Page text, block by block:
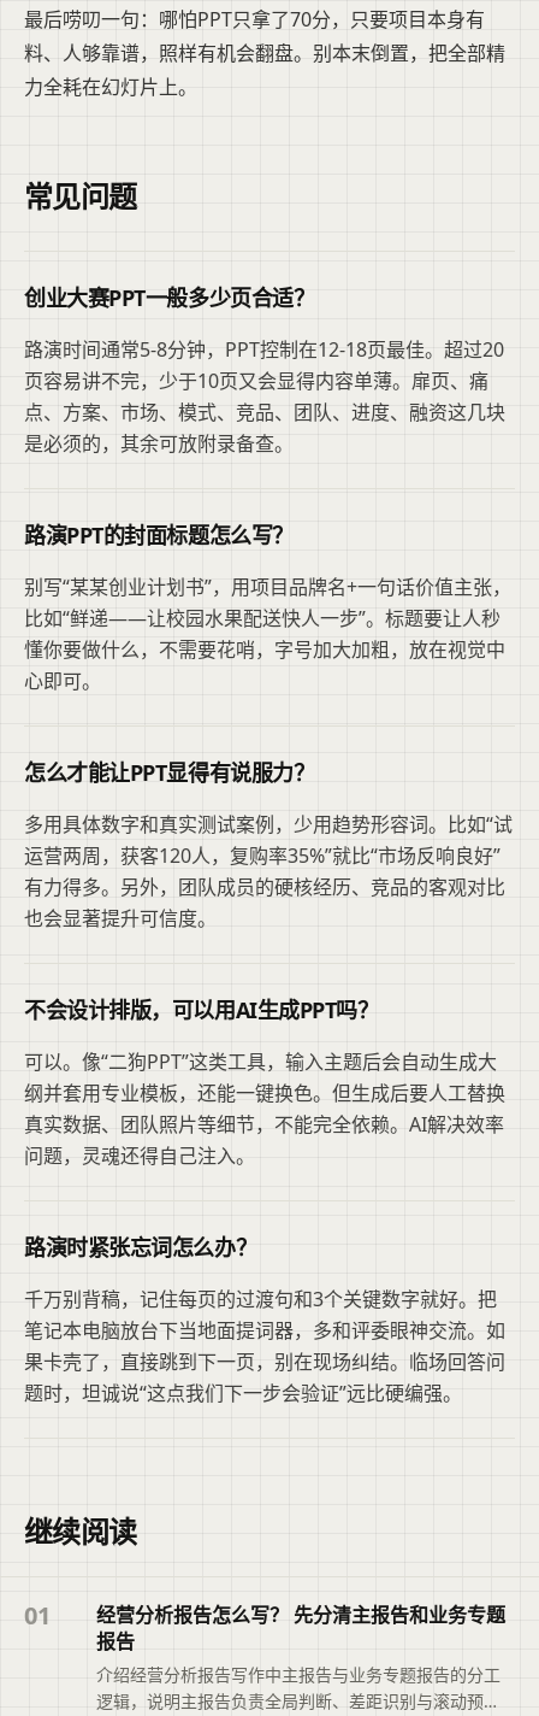
最后唠叨一句：哪怕PPT只拿了70分，只要项目本身有
料、人够靠谱，照样有机会翻盘。别本末倒置，把全部精
力全耗在幻灯片上。
常见问题
创业大赛PPT一般多少页合适？
路演时间通常5-8分钟，PPT控制在12-18页最佳。超过20
页容易讲不完，少于10页又会显得内容单薄。扉页、痛
点、方案、市场、模式、竞品、团队、进度、融资这几块
是必须的，其余可放附录备查。
路演PPT的封面标题怎么写？
别写“某某创业计划书”，用项目品牌名+一句话价值主张，
比如“鲜递——让校园水果配送快人一步”。标题要让人秒
懂你要做什么，不需要花哨，字号加大加粗，放在视觉中
心即可。
怎么才能让PPT显得有说服力？
多用具体数字和真实测试案例，少用趋势形容词。比如“试
运营两周，获客120人，复购率35%”就比“市场反响良好”
有力得多。另外，团队成员的硬核经历、竞品的客观对比
也会显著提升可信度。
不会设计排版，可以用AI生成PPT吗？
可以。像“二狗PPT”这类工具，输入主题后会自动生成大
纲并套用专业模板，还能一键换色。但生成后要人工替换
真实数据、团队照片等细节，不能完全依赖。AI解决效率
问题，灵魂还得自己注入。
路演时紧张忘词怎么办？
千万别背稿，记住每页的过渡句和3个关键数字就好。把
笔记本电脑放台下当地面提词器，多和评委眼神交流。如
果卡壳了，直接跳到下一页，别在现场纠结。临场回答问
题时，坦诚说“这点我们下一步会验证”远比硬编强。
继续阅读
01
经营分析报告怎么写？ 先分清主报告和业务专题
报告
介绍经营分析报告写作中主报告与业务专题报告的分工
逻辑，说明主报告负责全局判断、差距识别与滚动预